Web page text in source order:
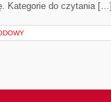
Kategorie do czytania